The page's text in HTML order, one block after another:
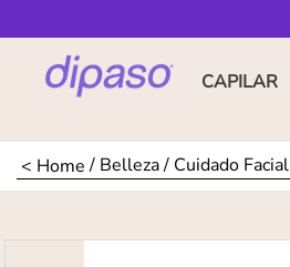
CAPILAR
Belleza Cuidado Facial